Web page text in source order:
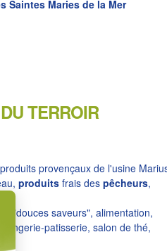
Saintes Maries de la Mer
TERROIR
provençaux de l'usine
produits frais des pêcheurs,
"douces saveurs", alimentation,
patisserie, salon de thé,